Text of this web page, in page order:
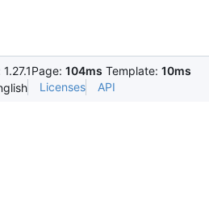
Page: 104ms Template: 10ms
Licenses API